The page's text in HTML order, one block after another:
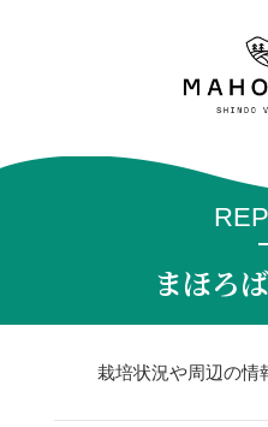
まほろ
栽培状況や周辺の情